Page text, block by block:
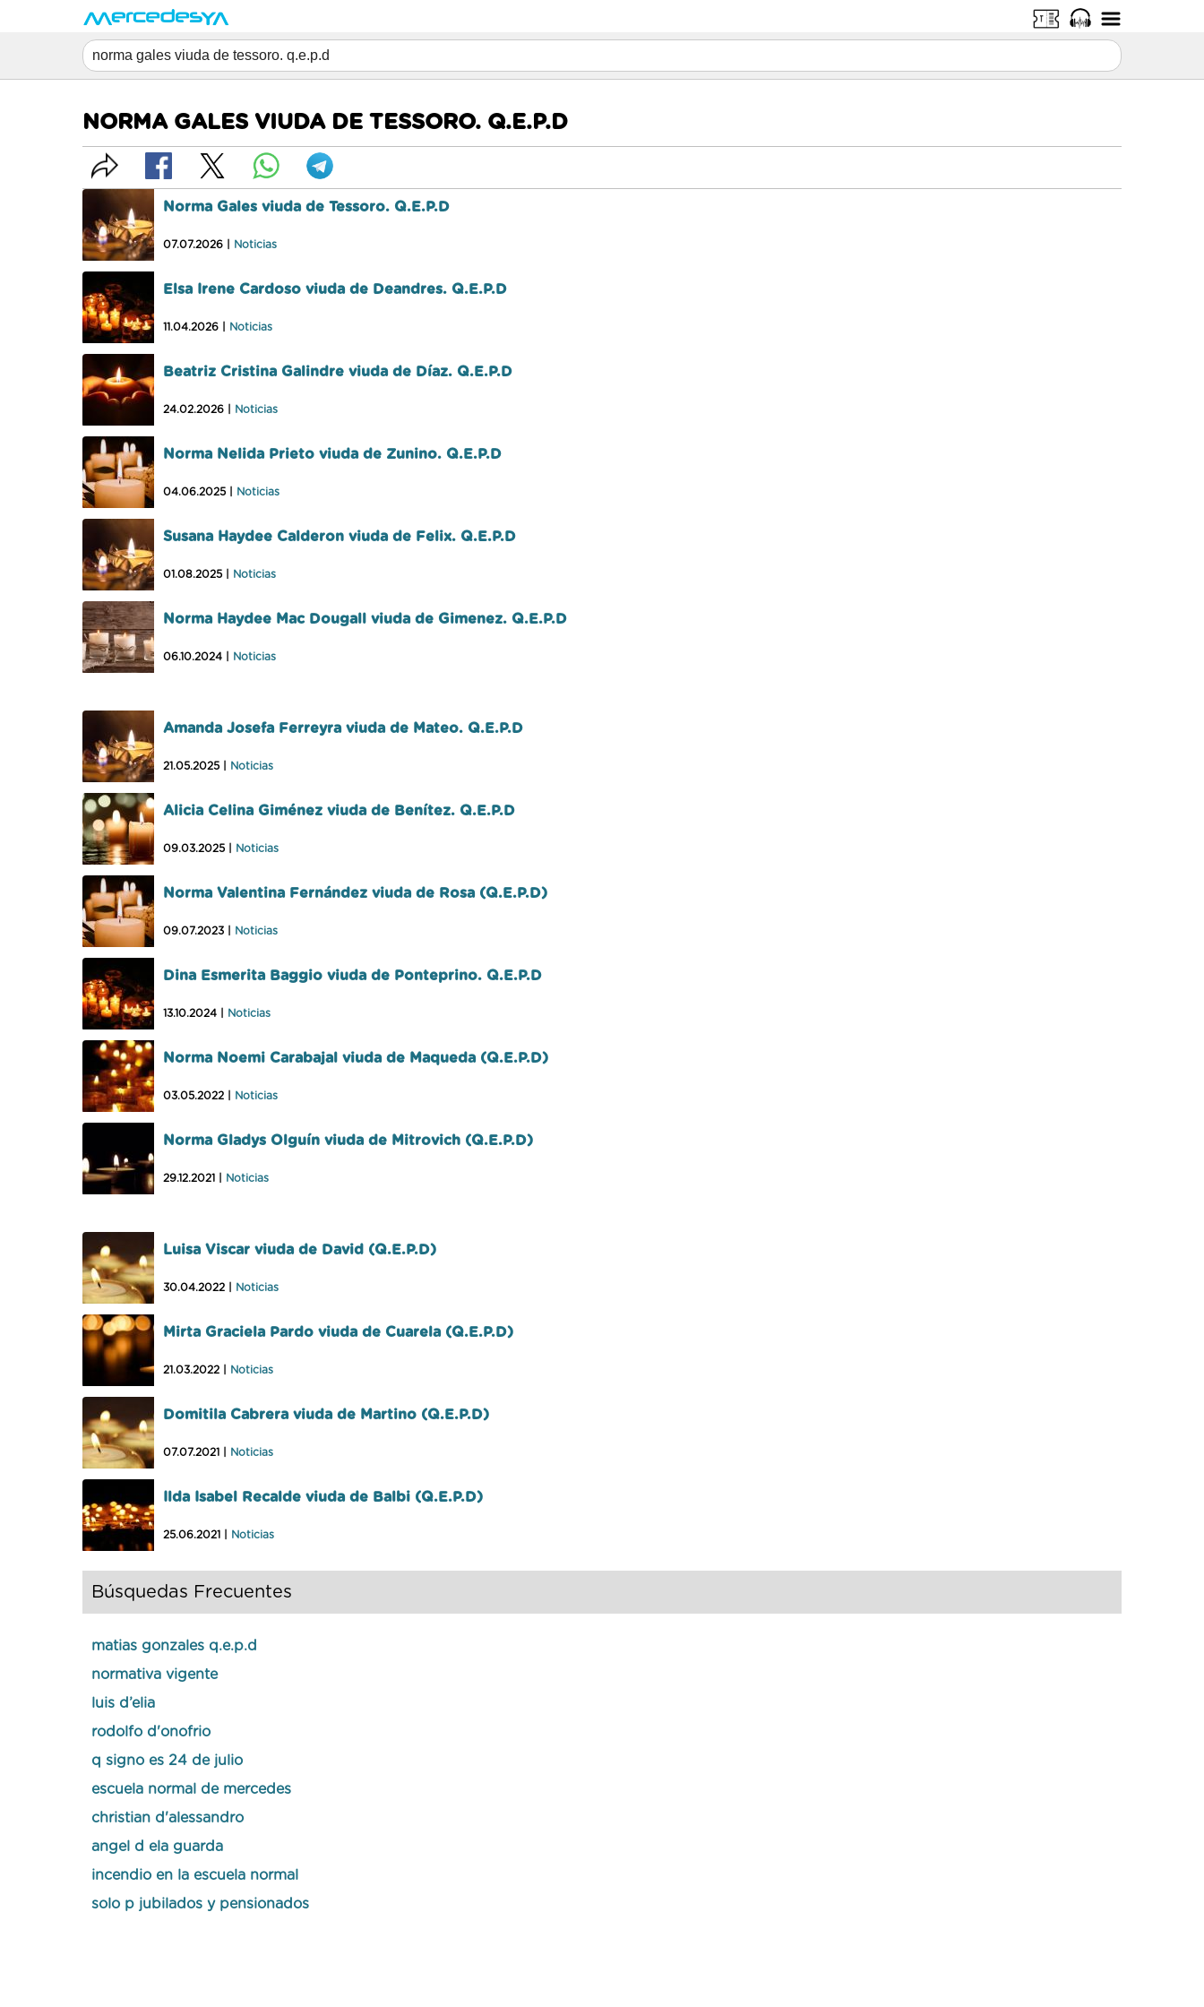
NORMA GALES VIUDA DE TESSORO. Q.E.P.D
Norma Gales viuda de Tessoro. Q.E.P.D
07.07.2026 | Noticias
Elsa Irene Cardoso viuda de Deandres. Q.E.P.D
11.04.2026 | Noticias
Beatriz Cristina Galindre viuda de Díaz. Q.E.P.D
24.02.2026 | Noticias
Norma Nelida Prieto viuda de Zunino. Q.E.P.D
04.06.2025 | Noticias
Susana Haydee Calderon viuda de Felix. Q.E.P.D
01.08.2025 | Noticias
Norma Haydee Mac Dougall viuda de Gimenez. Q.E.P.D
06.10.2024 | Noticias
Amanda Josefa Ferreyra viuda de Mateo. Q.E.P.D
21.05.2025 | Noticias
Alicia Celina Giménez viuda de Benítez. Q.E.P.D
09.03.2025 | Noticias
Norma Valentina Fernández viuda de Rosa (Q.E.P.D)
09.07.2023 | Noticias
Dina Esmerita Baggio viuda de Ponteprino. Q.E.P.D
13.10.2024 | Noticias
Norma Noemi Carabajal viuda de Maqueda (Q.E.P.D)
03.05.2022 | Noticias
Norma Gladys Olguín viuda de Mitrovich (Q.E.P.D)
29.12.2021 | Noticias
Luisa Viscar viuda de David (Q.E.P.D)
30.04.2022 | Noticias
Mirta Graciela Pardo viuda de Cuarela (Q.E.P.D)
21.03.2022 | Noticias
Domitila Cabrera viuda de Martino (Q.E.P.D)
07.07.2021 | Noticias
Ilda Isabel Recalde viuda de Balbi (Q.E.P.D)
25.06.2021 | Noticias
Búsquedas Frecuentes
matias gonzales q.e.p.d
normativa vigente
luis d’elia
rodolfo d'onofrio
q signo es 24 de julio
escuela normal de mercedes
christian d'alessandro
angel d ela guarda
incendio en la escuela normal
solo p jubilados y pensionados